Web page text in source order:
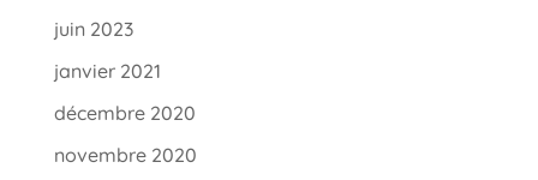
juin 2023
janvier 2021
décembre 2020
novembre 2020